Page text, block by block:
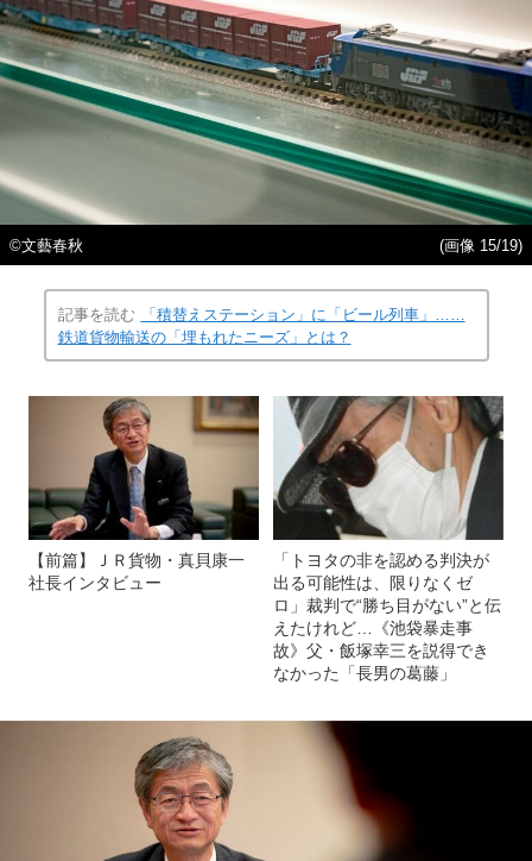
©文藝春秋 (画像 15/19)
記事を読む
「積替えステーション」に「ビール列車」……
鉄道貨物輸送の「埋もれたニーズ」とは？
【前篇】ＪＲ貨物・真貝康一
社長インタビュー
「トヨタの非を認める判決が
出る可能性は、限りなくゼ
ロ」裁判で“勝ち目がない”と伝
えたけれど…《池袋暴走事
故》父・飯塚幸三を説得でき
なかった「長男の葛藤」